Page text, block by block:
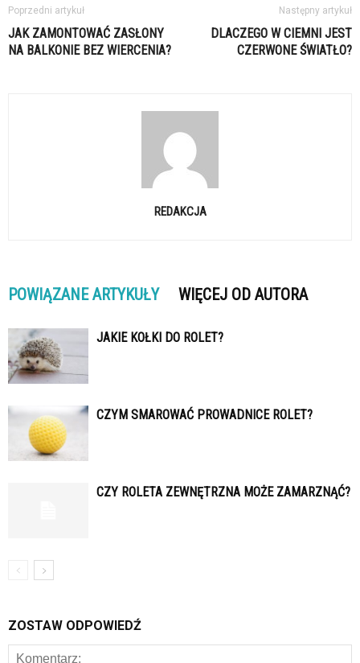
Poprzedni artykuł
JAK ZAMONTOWAĆ ZASŁONY
NA BALKONIE BEZ WIERCENIA?
Następny artykuł
DLACZEGO W CIEMNI JEST
CZERWONE ŚWIATŁO?
REDAKCJA
POWIĄZANE ARTYKUŁY WIĘCEJ OD AUTORA
JAKIE KOŁKI DO ROLET?
CZYM SMAROWAĆ PROWADNICE ROLET?
CZY ROLETA ZEWNĘTRZNA MOŻE ZAMARZNĄĆ?
ZOSTAW ODPOWIEDŹ